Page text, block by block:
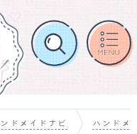
ドメイドナビ ハンドメ